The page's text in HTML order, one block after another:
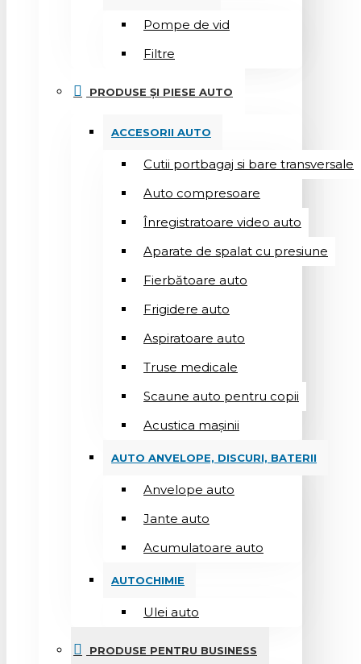
Pompe de vid
Filtre
PRODUSE ȘI PIESE AUTO
ACCESORII AUTO
Cutii portbagaj si bare transversale
Auto compresoare
Înregistratoare video auto
Aparate de spalat cu presiune
Fierbătoare auto
Frigidere auto
Aspiratoare auto
Truse medicale
Scaune auto pentru copii
Acustica mașinii
AUTO ANVELOPE, DISCURI, BATERII
Anvelope auto
Jante auto
Acumulatoare auto
AUTOCHIMIE
Ulei auto
PRODUSE PENTRU BUSINESS